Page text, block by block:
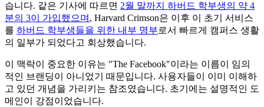
습니다. 같은 기사에 따르면 2월 말까지 하버드 학부생의 약 4
분의 3이 가입했으며 , Harvard Crimson은 이후 이 초기 서비스
를 하버드 학부생들을 위한 내부 명부로서 빠르게 캠퍼스 생활
의 일부가 되었다고 회상했습니다.
이 맥락이 중요한 이유는 "The Facebook"이라는 이름이 임의
적인 브랜딩이 아니었기 때문입니다. 사용자들이 이미 이해하
고 있던 개념을 가리키는 참조였습니다. 초기에는 설명적인 도
메인이 강점이었습니다.